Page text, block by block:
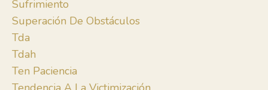
Sufrimiento
Superación De Obstáculos
Tda
Tdah
Ten Paciencia